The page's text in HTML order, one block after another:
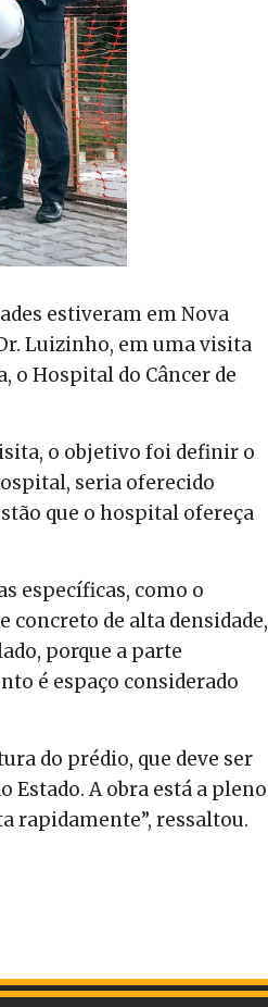
estiveram em Nova
Luizinho, em uma visita
o Hospital do Câncer de
o objetivo foi definir o
seria oferecido
que o hospital ofereça
específicas, como o
concreto de alta densidade,
porque a parte
é espaço considerado
do prédio, que deve ser
Estado. A obra está a pleno
rapidamente”, ressaltou.